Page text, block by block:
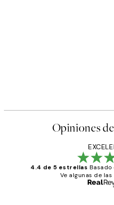
Opiniones
4.4 de 5 estrellas Basado
Ve algunas de